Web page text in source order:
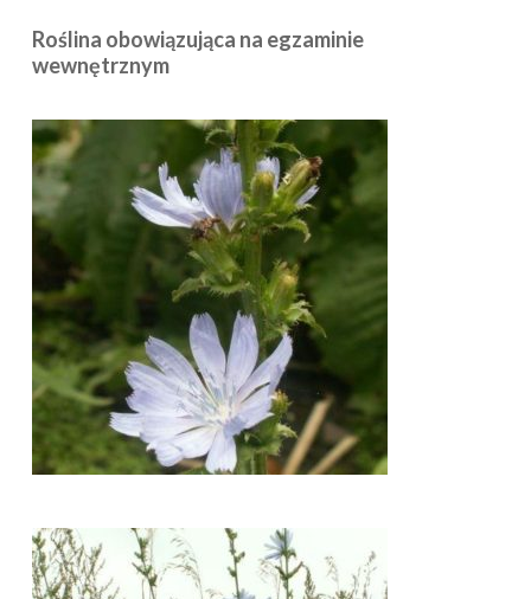
Roślina obowiązująca na egzaminie
wewnętrznym